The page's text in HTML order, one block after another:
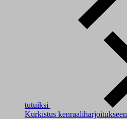
tutuiksi
Kurkistus kenraaliharjoitukseen